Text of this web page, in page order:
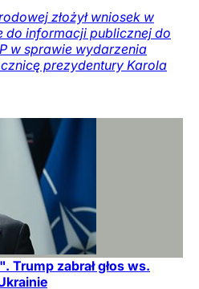
złożył wniosek w
do informacji publicznej do
w sprawie wydarzenia
prezydentury Karola
Trump zabrał głos ws.